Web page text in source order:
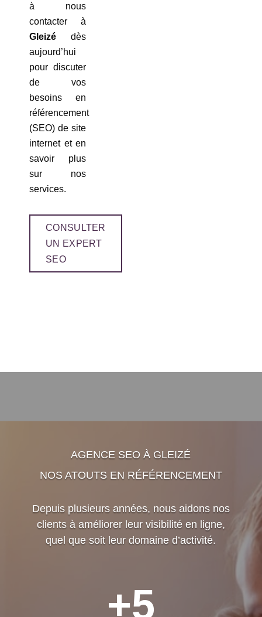
à nous
contacter à
Gleizé dès
aujourd’hui
pour discuter
de vos
besoins en
référencement
(SEO) de site
internet et en
savoir plus
sur nos
services.
CONSULTER
UN EXPERT
SEO
AGENCE SEO À GLEIZÉ
NOS ATOUTS EN RÉFÉRENCEMENT
Depuis plusieurs années, nous aidons nos
clients à améliorer leur visibilité en ligne,
quel que soit leur domaine d’activité.
+5